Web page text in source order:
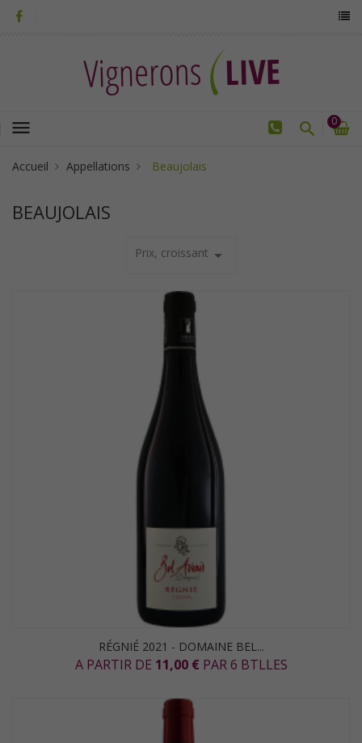
menu 0
Accueil Appellations Beaujolais
BEAUJOLAIS
Prix, croissant arrow_drop_down
RÉGNIÉ 2021 - DOMAINE BEL...
A PARTIR DE 11,00 € PAR 6 BTLLES